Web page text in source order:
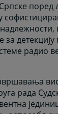
радио
рада